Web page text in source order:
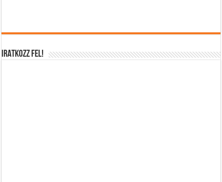
IRATKOZZ FEL!